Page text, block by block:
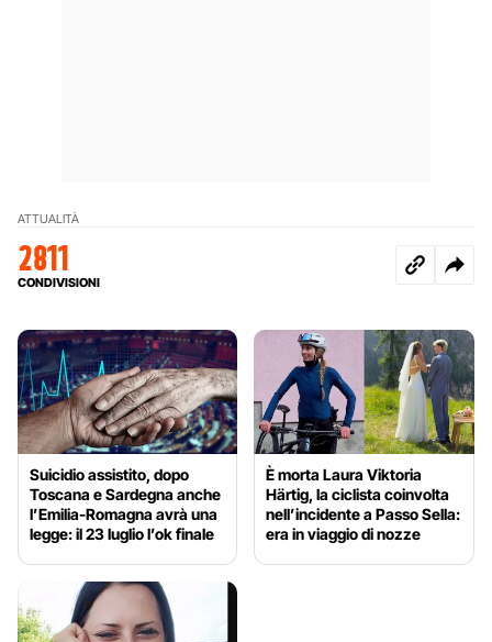
ATTUALITÀ
2811
CONDIVISIONI
Suicidio assistito, dopo
Toscana e Sardegna anche
l’Emilia-Romagna avrà una
legge: il 23 luglio l’ok finale
È morta Laura Viktoria
Härtig, la ciclista coinvolta
nell’incidente a Passo Sella:
era in viaggio di nozze